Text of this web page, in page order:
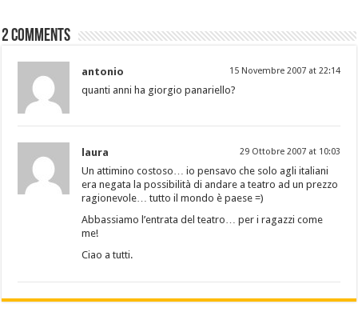
2 comments
antonio 15 Novembre 2007 at 22:14
quanti anni ha giorgio panariello?
laura 29 Ottobre 2007 at 10:03
Un attimino costoso… io pensavo che solo agli italiani
era negata la possibilità di andare a teatro ad un prezzo
ragionevole… tutto il mondo è paese =)
Abbassiamo l’entrata del teatro… per i ragazzi come
me!
Ciao a tutti.